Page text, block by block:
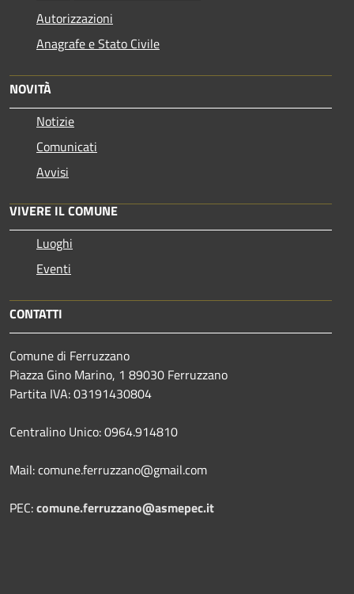
Autorizzazioni
Anagrafe e Stato Civile
NOVITÀ
Notizie
Comunicati
Avvisi
VIVERE IL COMUNE
Luoghi
Eventi
CONTATTI
Comune di Ferruzzano
Piazza Gino Marino, 1 89030 Ferruzzano
Partita IVA: 03191430804
Centralino Unico: 0964.914810
Mail: comune.ferruzzano@gmail.com
PEC:comune.ferruzzano@asmepec.it